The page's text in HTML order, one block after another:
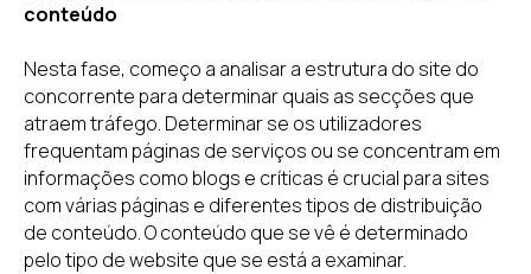
conteúdo
Nesta fase, começo a analisar a estrutura do site do
concorrente para determinar quais as secções que
atraem tráfego. Determinar se os utilizadores
frequentam páginas de serviços ou se concentram em
informações como blogs e críticas é crucial para sites
com várias páginas e diferentes tipos de distribuição
de conteúdo. O conteúdo que se vê é determinado
pelo tipo de website que se está a examinar.